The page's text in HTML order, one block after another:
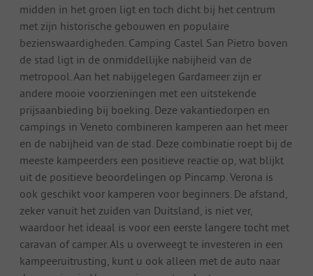
midden in het groen ligt en toch dicht bij het centrum
met zijn historische gebouwen en populaire
bezienswaardigheden. Camping Castel San Pietro boven
de stad ligt in de onmiddellijke nabijheid van de
metropool. Aan het nabijgelegen Gardameer zijn er
andere mooie voorzieningen met een uitstekende
prijsaanbieding bij boeking. Deze vakantiedorpen en
campings in Veneto combineren kamperen aan het meer
en de nabijheid van de stad. Deze combinatie roept bij de
meeste kampeerders een positieve reactie op, wat blijkt
uit de positieve beoordelingen op Pincamp. Verona is
ook geschikt voor kamperen voor beginners. De afstand,
zeker vanuit het zuiden van Duitsland, is niet ver,
waardoor het ideaal is voor een eerste langere tocht met
caravan of camper. Als u overweegt te investeren in een
kampeeruitrusting, kunt u ook alleen met de auto naar